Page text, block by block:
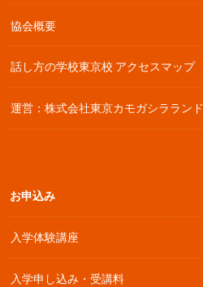
協会概要
話し方の学校東京校 アクセスマップ
運営：株式会社東京カモガシラランド
お申込み
入学体験講座
入学申し込み・受講料